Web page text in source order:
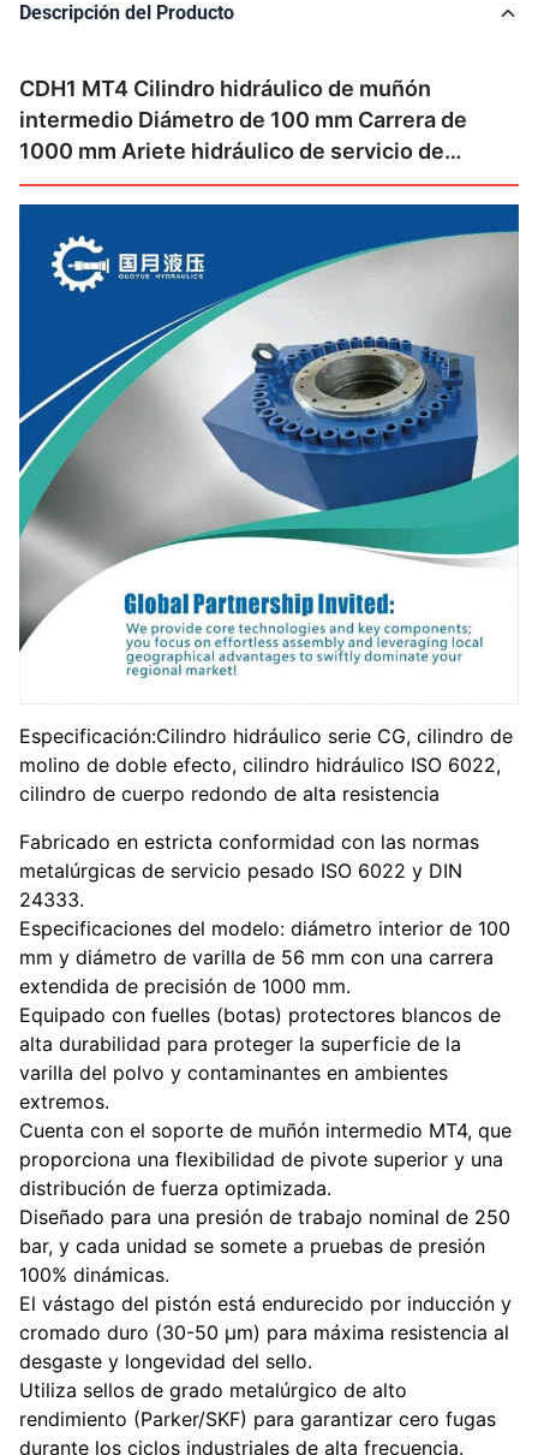
Descripción del Producto
CDH1 MT4 Cilindro hidráulico de muñón
intermedio Diámetro de 100 mm Carrera de
1000 mm Ariete hidráulico de servicio de
molino para la industria del acero
Especificación:Cilindro hidráulico serie CG, cilindro de
molino de doble efecto, cilindro hidráulico ISO 6022,
cilindro de cuerpo redondo de alta resistencia
Fabricado en estricta conformidad con las normas
metalúrgicas de servicio pesado ISO 6022 y DIN
24333.
Especificaciones del modelo: diámetro interior de 100
mm y diámetro de varilla de 56 mm con una carrera
extendida de precisión de 1000 mm.
Equipado con fuelles (botas) protectores blancos de
alta durabilidad para proteger la superficie de la
varilla del polvo y contaminantes en ambientes
extremos.
Cuenta con el soporte de muñón intermedio MT4, que
proporciona una flexibilidad de pivote superior y una
distribución de fuerza optimizada.
Diseñado para una presión de trabajo nominal de 250
bar, y cada unidad se somete a pruebas de presión
100% dinámicas.
El vástago del pistón está endurecido por inducción y
cromado duro (30-50 μm) para máxima resistencia al
desgaste y longevidad del sello.
Utiliza sellos de grado metalúrgico de alto
rendimiento (Parker/SKF) para garantizar cero fugas
durante los ciclos industriales de alta frecuencia.